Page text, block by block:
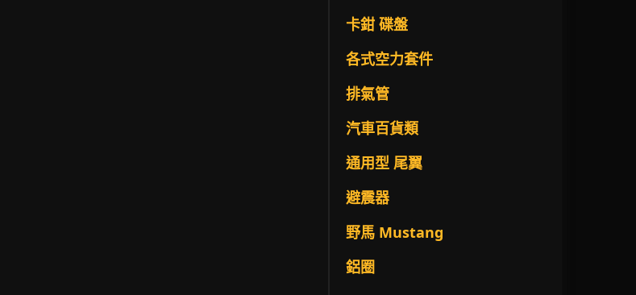
卡鉗 碟盤
各式空力套件
排氣管
汽車百貨類
通用型 尾翼
避震器
野馬 Mustang
鋁圈